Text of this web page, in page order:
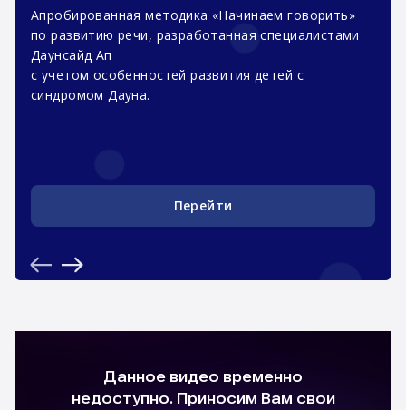
продолжат работу под одним именем -
«Синдром любви»
Подробнее